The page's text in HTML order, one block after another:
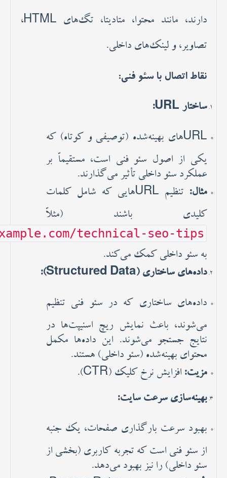
دارند، مانند محتوا، متادیتا، تگ‌های HTML،
تصاویر، و لینک‌های داخلی.
نقاط اتصال با سئو فنی:
ساختار URL:
URLهای بهینه‌شده (توصیفی و کوتاه) که
یکی از اصول سئو فنی است، مستقیماً بر
عملکرد سئو داخلی تأثیر می‌گذارند.
مثال: تنظیم URLهایی که شامل کلمات
کلیدی باشند (مثلاً
example.com/technical-seo-tips
)
به سئو داخلی کمک می‌کند.
داده‌های ساختاری (Structured Data):
داده‌های ساختاری که در سئو فنی تنظیم
می‌شوند، باعث نمایش ریچ اسنیپت‌ها در
نتایج جستجو می‌شوند. این داده‌ها مکمل
محتوای بهینه‌شده (سئو داخلی) هستند.
مزیت:افزایش نرخ کلیک (CTR).
بهینه‌سازی سرعت سایت:
بهبود سرعت بارگذاری صفحات، یک جنبه
از سئو فنی است که تجربه کاربری (بخشی از
سئو داخلی) را نیز بهبود می‌دهد.